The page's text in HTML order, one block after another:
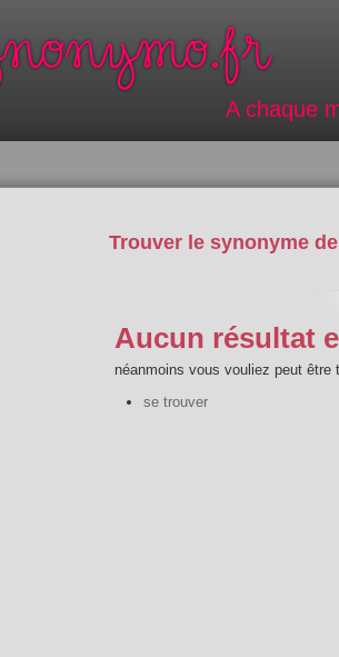
A chaque
Trouver le synonyme de
Aucun résultat
néanmoins vous vouliez peut être
se trouver